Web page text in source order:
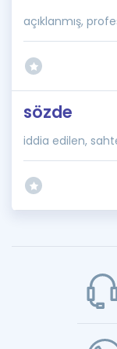
açıklanmış,
sözde
iddia edilen,